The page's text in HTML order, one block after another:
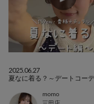
2025.06.27
夏なに着る？～デートコー
momo
三田店